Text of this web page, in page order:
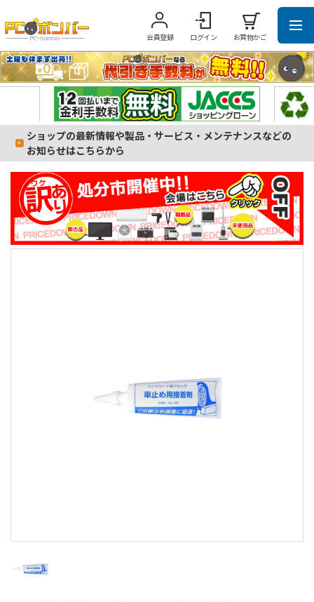
会員登録 ログイン お買物かご
ショップの最新情報や製品・サービス・メンテナンスなどの
お知らせはこちらから